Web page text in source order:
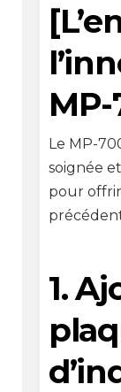
Le MP-
soignée
pour
1.